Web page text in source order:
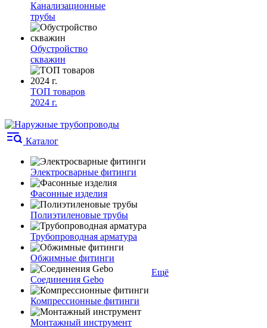
Канализационные
трубы
Обустройство
скважин
ТОП товаров
2024 г.
Каталог
Электросварные фитинги
Фасонные изделия
Полиэтиленовые трубы
Трубопроводная арматура
Обжимные фитинги
Соединения Gebo
Компрессионные фитинги
Монтажный инструмент
Ещё